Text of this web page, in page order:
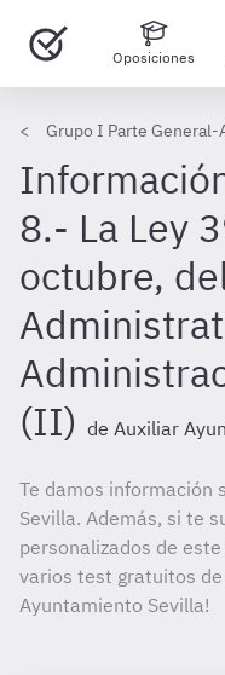
Oposiciones
Grupo I Parte
8.- La Ley
octubre,
(II) de Auxiliar
Te damos información
Sevilla. Además, si te
personalizados de
varios test gratuitos
Ayuntamiento Sevilla!